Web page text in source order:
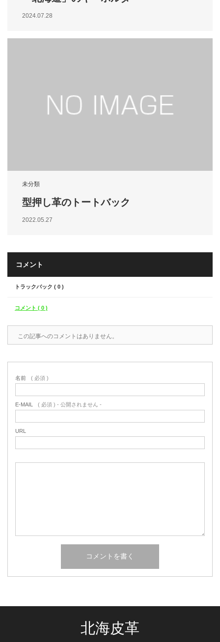
2024.07.28
未分類
型押し革のトートバック
2022.05.27
コメント
トラックバック ( 0 )
コメント ( 0 )
この記事へのコメントはありません。
名前 ( 必須 )
E-MAIL ( 必須 ) - 公開されません -
URL
北海皮革